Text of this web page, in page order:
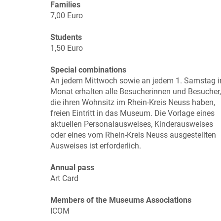
Families
7,00 Euro
Students
1,50 Euro
Special combinations
An jedem Mittwoch sowie an jedem 1. Samstag
Monat erhalten alle Besucherinnen und Besucher,
die ihren Wohnsitz im Rhein-Kreis Neuss haben,
freien Eintritt in das Museum. Die Vorlage eines
aktuellen Personalausweises, Kinderausweises
oder eines vom Rhein-Kreis Neuss ausgestellten
Ausweises ist erforderlich.
Annual pass
Art Card
Members of the Museums Associations
ICOM